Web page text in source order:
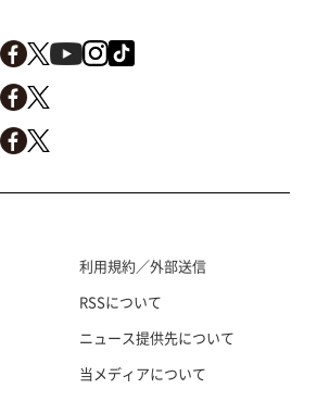
利用規約／外部送信
RSSについて
ニュース提供先について
当メディアについて